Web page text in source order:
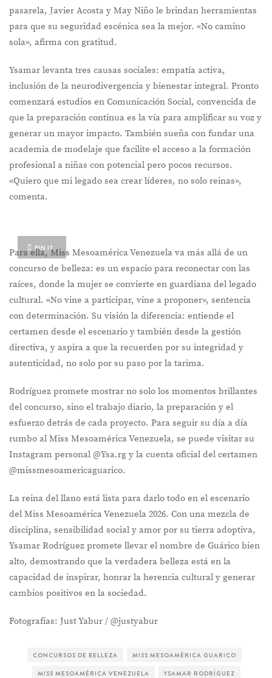
pasarela, Javier Acosta y May Niño le brindan herramientas
para que su seguridad escénica sea la mejor. «No camino
sola», afirma con gratitud.
Ysamar levanta tres causas sociales: empatía activa,
inclusión de la neurodivergencia y bienestar integral. Pronto
comenzará estudios en Comunicación Social, convencida de
que la preparación continua es la vía para amplificar su voz y
generar un mayor impacto. También sueña con fundar una
academia de modelaje que facilite el acceso a la formación
profesional a niñas con potencial pero pocos recursos.
«Quiero que mi legado sea crear líderes, no solo reinas»,
comenta.
PIN IT
Para ella, Miss Mesoamérica Venezuela va más allá de un
concurso de belleza: es un espacio para reconectar con las
raíces, donde la mujer se convierte en guardiana del legado
cultural. «No vine a participar, vine a proponer», sentencia
con determinación. Su visión la diferencia: entiende el
certamen desde el escenario y también desde la gestión
directiva, y aspira a que la recuerden por su integridad y
autenticidad, no solo por su paso por la tarima.
Rodríguez promete mostrar no solo los momentos brillantes
del concurso, sino el trabajo diario, la preparación y el
esfuerzo detrás de cada proyecto. Para seguir su día a día
rumbo al Miss Mesoamérica Venezuela, se puede visitar su
Instagram personal @Ysa.rg y la cuenta oficial del certamen
@missmesoamericaguarico.
La reina del llano está lista para darlo todo en el escenario
del Miss Mesoamérica Venezuela 2026. Con una mezcla de
disciplina, sensibilidad social y amor por su tierra adoptiva,
Ysamar Rodríguez promete llevar el nombre de Guárico bien
alto, demostrando que la verdadera belleza está en la
capacidad de inspirar, honrar la herencia cultural y generar
cambios positivos en la sociedad.
Fotografías: Just Yabur / @justyabur
CONCURSOS DE BELLEZA MISS MESOAMÉRICA GUARICO
MISS MESOAMÉRICA VENEZUELA YSAMAR RODRÍGUEZ